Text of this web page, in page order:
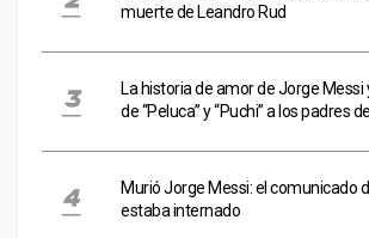
muerte de Leandro Rud
La historia de amor de Jorge Messi
de “Peluca” y “Puchi” a los padres
Murió Jorge Messi: el comunicado
estaba internado